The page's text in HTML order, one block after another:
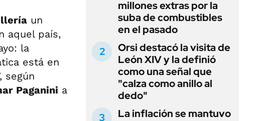
un
aquel país,
la
está en
según
Paganini a
millones extras por la
suba de combustibles
en el pasado
Orsi destacó la visita de
León XIV y la definió
como una señal que
"calza como anillo al
dedo"
La inflación se mantuvo